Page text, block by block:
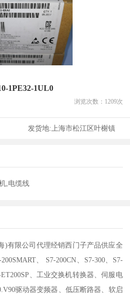
1PE32-1UL0
浏览次数： 1209次
发货地: 上海市松江区叶榭镇
,电缆线
公司代理经销西门子产品供应全
、 S7-200CN、S7-300、S7-
ET200SP、工业交换机转换器、伺服电
驱动器变频器、低压断路器、软启